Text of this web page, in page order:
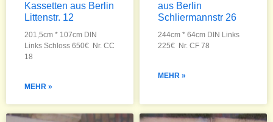
Kassetten aus Berlin
Littenstr. 12
201,5cm * 107cm DIN
Links Schloss 650€ Nr. CC
18
MEHR »
aus Berlin
Schliermannstr 26
244cm * 64cm DIN Links
225€ Nr. CF 78
MEHR »